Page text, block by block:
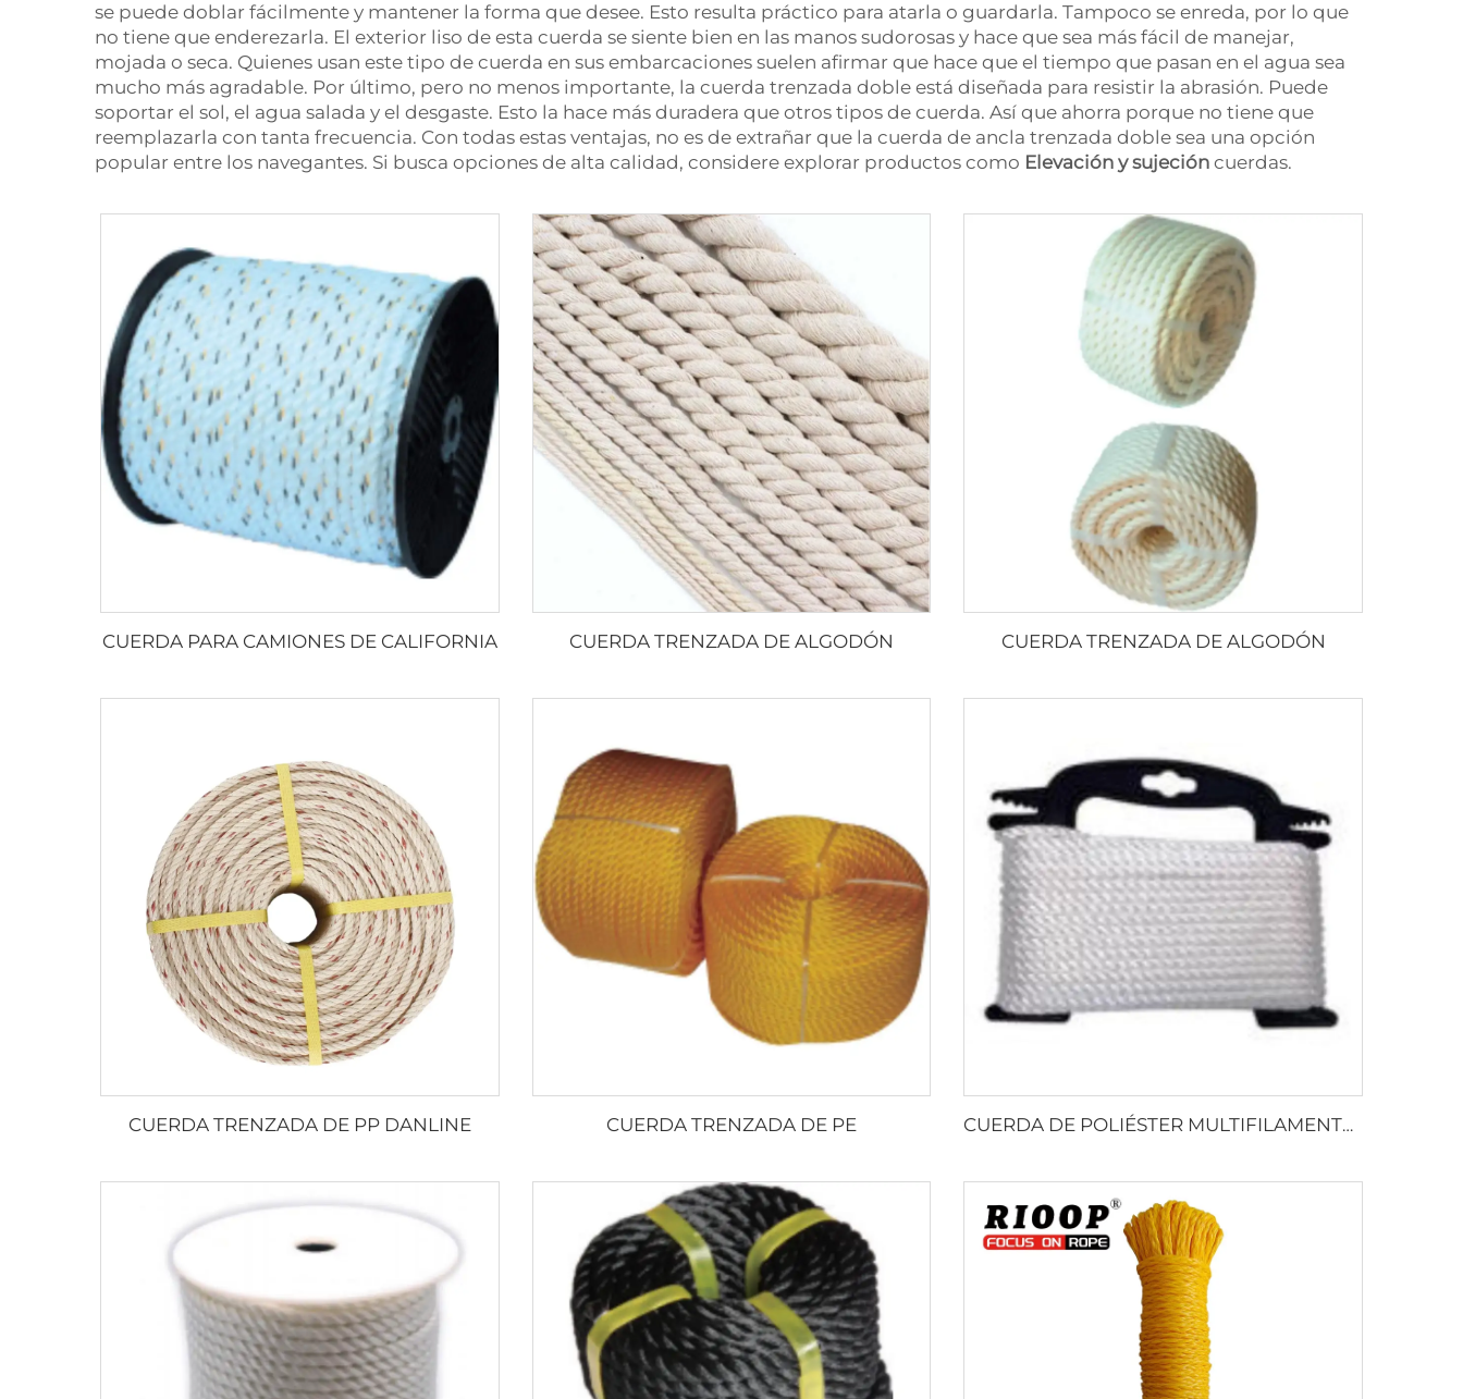
se puede doblar fácilmente y mantener la forma que desee. Esto resulta práctico para atarla o guardarla. Tampoco se enreda, por lo que
no tiene que enderezarla. El exterior liso de esta cuerda se siente bien en las manos sudorosas y hace que sea más fácil de manejar,
mojada o seca. Quienes usan este tipo de cuerda en sus embarcaciones suelen afirmar que hace que el tiempo que pasan en el agua sea
mucho más agradable. Por último, pero no menos importante, la cuerda trenzada doble está diseñada para resistir la abrasión. Puede
soportar el sol, el agua salada y el desgaste. Esto la hace más duradera que otros tipos de cuerda. Así que ahorra porque no tiene que
reemplazarla con tanta frecuencia. Con todas estas ventajas, no es de extrañar que la cuerda de ancla trenzada doble sea una opción
popular entre los navegantes. Si busca opciones de alta calidad, considere explorar productos como Elevación y sujeción cuerdas.
CUERDA PARA CAMIONES DE CALIFORNIA CUERDA TRENZADA DE ALGODÓN CUERDA TRENZADA DE ALGODÓN
CUERDA TRENZADA DE PP DANLINE CUERDA TRENZADA DE PE CUERDA DE POLIÉSTER MULTIFILAMENTO RETORCIDA